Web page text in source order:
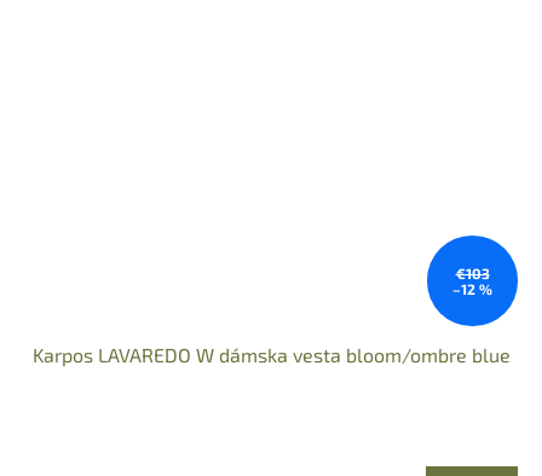
€103
–12 %
Karpos LAVAREDO W dámska vesta bloom/ombre blue